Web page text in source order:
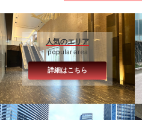
人気のエリア
popular area
詳細はこちら